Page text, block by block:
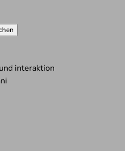
interaktion